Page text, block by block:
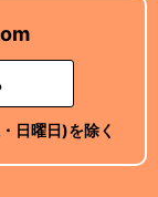
日曜日)を除く